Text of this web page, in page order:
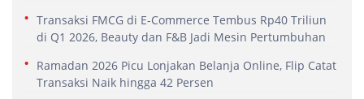
Transaksi FMCG di E-Commerce Tembus Rp40 Triliun
di Q1 2026, Beauty dan F&B Jadi Mesin Pertumbuhan
Ramadan 2026 Picu Lonjakan Belanja Online, Flip Catat
Transaksi Naik hingga 42 Persen